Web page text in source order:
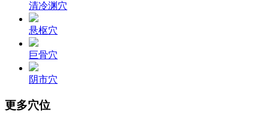
清冷渊穴
悬枢穴
巨骨穴
阴市穴
更多穴位